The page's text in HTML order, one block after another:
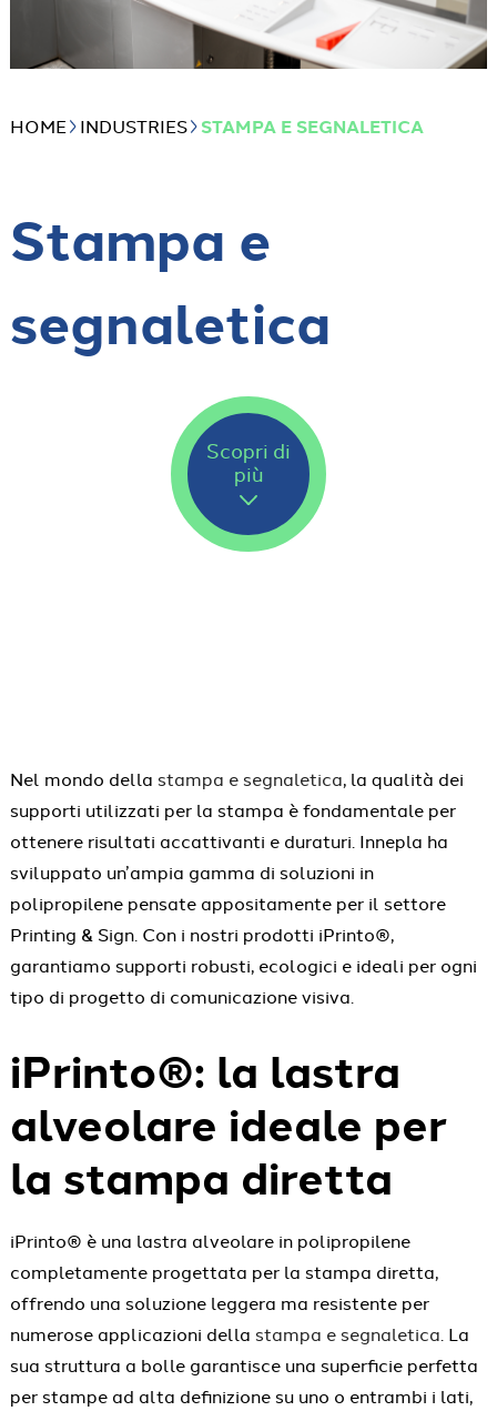
HOME INDUSTRIES STAMPA E SEGNALETICA
Stampa e
segnaletica
Scopri di
più
Nel mondo della stampa e segnaletica, la qualità dei
supporti utilizzati per la stampa è fondamentale per
ottenere risultati accattivanti e duraturi. Innepla ha
sviluppato un’ampia gamma di soluzioni in
polipropilene pensate appositamente per il settore
Printing & Sign. Con i nostri prodotti iPrinto®,
garantiamo supporti robusti, ecologici e ideali per ogni
tipo di progetto di comunicazione visiva.
iPrinto®: la lastra
alveolare ideale per
la stampa diretta
iPrinto® è una lastra alveolare in polipropilene
completamente progettata per la stampa diretta,
offrendo una soluzione leggera ma resistente per
numerose applicazioni della stampa e segnaletica . La
sua struttura a bolle garantisce una superficie perfetta
per stampe ad alta definizione su uno o entrambi i lati,